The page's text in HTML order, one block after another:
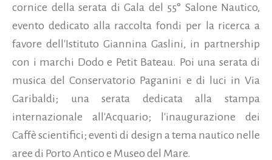
cornice della serata di Gala del 55° Salone Nautico,
evento dedicato alla raccolta fondi per la ricerca a
favore dell'Istituto Giannina Gaslini, in partnership
con i marchi Dodo e Petit Bateau. Poi una serata di
musica del Conservatorio Paganini e di luci in Via
Garibaldi; una serata dedicata alla stampa
internazionale all'Acquario; l'inaugurazione dei
Caffè scientifici; eventi di design a tema nautico nelle
aree di Porto Antico e Museo del Mare.